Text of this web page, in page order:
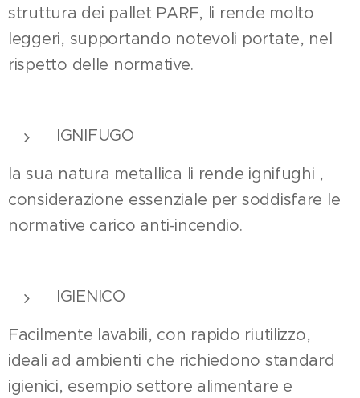
struttura dei pallet PARF, li rende molto
leggeri, supportando notevoli portate, nel
rispetto delle normative.
IGNIFUGO
la sua natura metallica li rende ignifughi ,
considerazione essenziale per soddisfare le
normative carico anti-incendio.
IGIENICO
Facilmente lavabili, con rapido riutilizzo,
ideali ad ambienti che richiedono standard
igienici, esempio settore alimentare e